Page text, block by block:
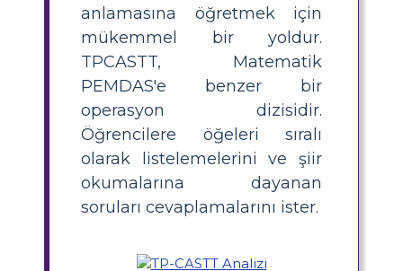
anlamasına öğretmek için
mükemmel bir yoldur.
TPCASTT, Matematik
PEMDAS'e benzer bir
operasyon dizisidir.
Öğrencilere öğeleri sıralı
olarak listelemelerini ve şiir
okumalarına dayanan
soruları cevaplamalarını ister.